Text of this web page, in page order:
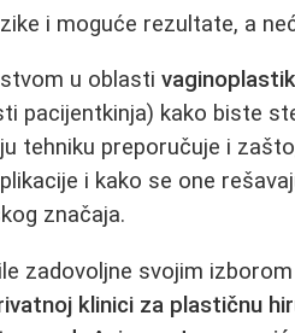
i moguće rezultate, a
u oblasti
pacijentkinja) kako biste
tehniku preporučuje i
i kako se one
značaja.
zadovoljne svojim
klinici za plastičnu